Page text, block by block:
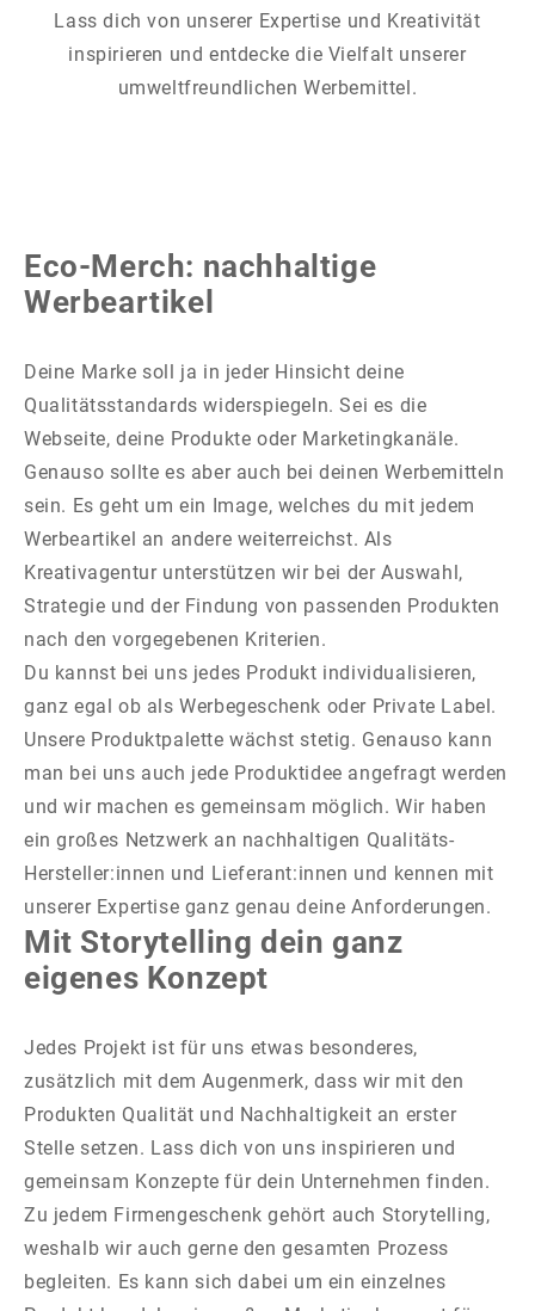
Lass dich von unserer Expertise und Kreativität
inspirieren und entdecke die Vielfalt unserer
umweltfreundlichen Werbemittel.
Eco-Merch: nachhaltige
Werbeartikel
Deine Marke soll ja in jeder Hinsicht deine
Qualitätsstandards widerspiegeln. Sei es die
Webseite, deine Produkte oder Marketingkanäle.
Genauso sollte es aber auch bei deinen Werbemitteln
sein. Es geht um ein Image, welches du mit jedem
Werbeartikel an andere weiterreichst. Als
Kreativagentur unterstützen wir bei der Auswahl,
Strategie und der Findung von passenden Produkten
nach den vorgegebenen Kriterien.
Du kannst bei uns jedes Produkt individualisieren,
ganz egal ob als Werbegeschenk oder Private Label.
Unsere Produktpalette wächst stetig. Genauso kann
man bei uns auch jede Produktidee angefragt werden
und wir machen es gemeinsam möglich. Wir haben
ein großes Netzwerk an nachhaltigen Qualitäts-
Hersteller:innen und Lieferant:innen und kennen mit
unserer Expertise ganz genau deine Anforderungen.
Mit Storytelling dein ganz
eigenes Konzept
Jedes Projekt ist für uns etwas besonderes,
zusätzlich mit dem Augenmerk, dass wir mit den
Produkten Qualität und Nachhaltigkeit an erster
Stelle setzen. Lass dich von uns inspirieren und
gemeinsam Konzepte für dein Unternehmen finden.
Zu jedem Firmengeschenk gehört auch Storytelling,
weshalb wir auch gerne den gesamten Prozess
begleiten. Es kann sich dabei um ein einzelnes